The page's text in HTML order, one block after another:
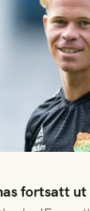
fortsatt